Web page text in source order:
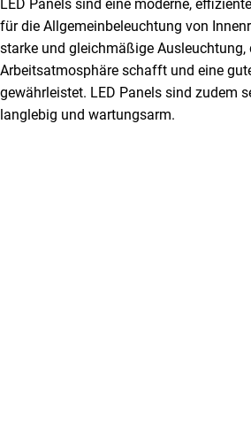
LED Panels sind eine moderne,
für die Allgemeinbeleuchtung von
starke und gleichmäßige Ausleuchtung,
Arbeitsatmosphäre schafft und eine
gewährleistet. LED Panels sind zudem
langlebig und wartungsarm.